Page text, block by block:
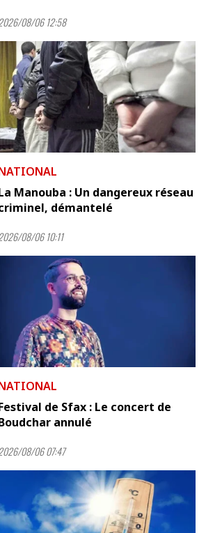
08/06 12:58
Manouba : Un dangereux réseau
démantelé
08/06 10:11
de Sfax : Le concert de
annulé
08/06 07:47